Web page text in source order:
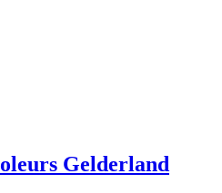
Gelderland